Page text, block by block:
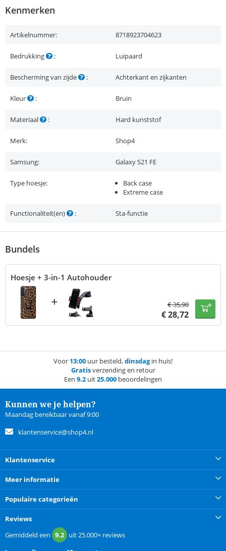
Kenmerken
Artikelnummer: 8718923704623
Bedrukking : Luipaard
Bescherming van zijde : Achterkant en zijkanten
Kleur : Bruin
Materiaal : Hard kunststof
Merk: Shop4
Samsung: Galaxy S21 FE
Type hoesje:
Back case
Extreme case
Functionaliteit(en) : Sta-functie
Bundels
Hoesje + 3-in-1 Autohouder
+ €35,90
€28,72
Voor 13:00 uur besteld,dinsdagin huis!
Gratisverzending en retour
Een 9.2 uit25.000 beoordelingen
Kunnen we je helpen?
Maandag bereikbaar vanaf 9:00
klantenservice@shop4.nl
Klantenservice
Meer informatie
Populaire categorieën
Reviews
Gemiddeld een 9.2 uit25.000+ reviews